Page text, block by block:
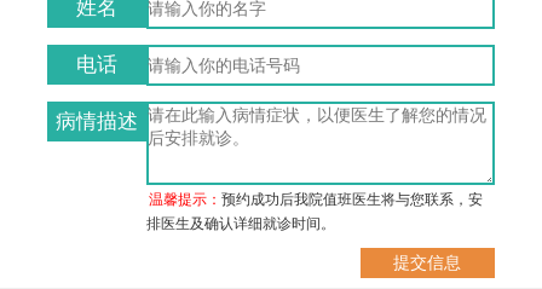
姓名
电话
病情描述
温馨提示：预约成功后我院值班医生将与您联系，安
排医生及确认详细就诊时间。